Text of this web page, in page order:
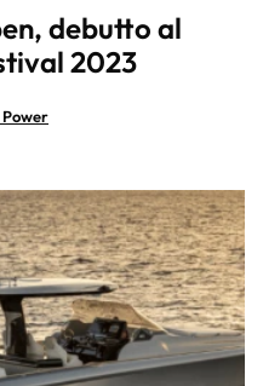
debutto al
2023